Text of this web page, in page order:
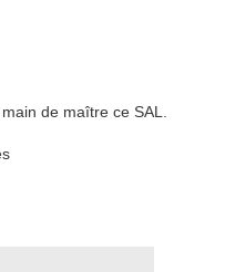
de maître ce SAL.